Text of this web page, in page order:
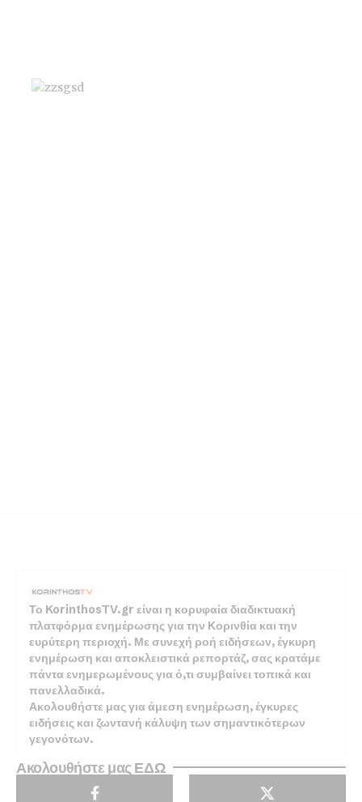
Το KorinthosTV.gr είναι η κορυφαία διαδικτυακή
πλατφόρμα ενημέρωσης για την Κορινθία και την
ευρύτερη περιοχή. Με συνεχή ροή ειδήσεων, έγκυρη
ενημέρωση και αποκλειστικά ρεπορτάζ, σας κρατάμε
πάντα ενημερωμένους για ό,τι συμβαίνει τοπικά και
πανελλαδικά.
Ακολουθήστε μας για άμεση ενημέρωση, έγκυρες
ειδήσεις και ζωντανή κάλυψη των σημαντικότερων
γεγονότων.
Ακολουθήστε μας ΕΔΩ